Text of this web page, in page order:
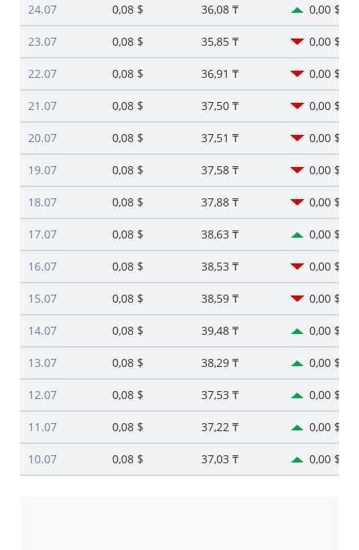
24.07 0,08 $ 36,08 ₸ 0,00 $
23.07 0,08 $ 35,85 ₸ 0,00 $
22.07 0,08 $ 36,91 ₸ 0,00 $
21.07 0,08 $ 37,50 ₸ 0,00 $
20.07 0,08 $ 37,51 ₸ 0,00 $
19.07 0,08 $ 37,58 ₸ 0,00 $
18.07 0,08 $ 37,88 ₸ 0,00 $
17.07 0,08 $ 38,63 ₸ 0,00 $
16.07 0,08 $ 38,53 ₸ 0,00 $
15.07 0,08 $ 38,59 ₸ 0,00 $
14.07 0,08 $ 39,48 ₸ 0,00 $
13.07 0,08 $ 38,29 ₸ 0,00 $
12.07 0,08 $ 37,53 ₸ 0,00 $
11.07 0,08 $ 37,22 ₸ 0,00 $
10.07 0,08 $ 37,03 ₸ 0,00 $